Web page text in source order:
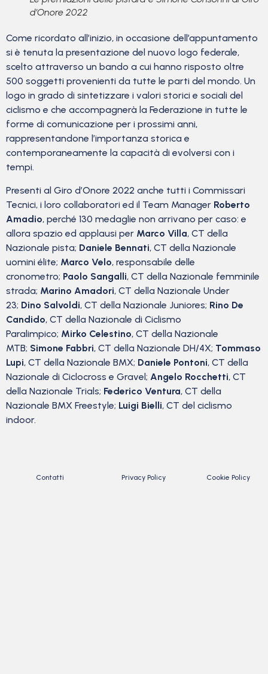
d’Onore 2022
Come ricordato all’inizio, in occasione dell’appuntamento
si è tenuta la presentazione del nuovo logo federale,
scelto attraverso un bando a cui hanno risposto oltre
500 soggetti provenienti da tutte le parti del mondo. Un
logo in grado di sintetizzare i valori storici e sociali del
ciclismo e che accompagnerà la Federazione in tutte le
forme di comunicazione per i prossimi anni,
rappresentandone l’importanza storica e
contemporaneamente la capacità di evolversi con i
tempi.
Presenti al Giro d’Onore 2022 anche tutti i Commissari
Tecnici, i loro collaboratori ed il Team Manager Roberto
Amadio, perché 130 medaglie non arrivano per caso: e
allora spazio ed applausi per Marco Villa, CT della
Nazionale pista; Daniele Bennati, CT della Nazionale
uomini élite; Marco Velo, responsabile delle
cronometro; Paolo Sangalli, CT della Nazionale femminile
strada; Marino Amadori, CT della Nazionale Under
23; Dino Salvoldi, CT della Nazionale Juniores; Rino De
Candido, CT della Nazionale di Ciclismo
Paralimpico; Mirko Celestino, CT della Nazionale
MTB; Simone Fabbri, CT della Nazionale DH/4X; Tommaso
Lupi, CT della Nazionale BMX; Daniele Pontoni, CT della
Nazionale di Ciclocross e Gravel; Angelo Rocchetti, CT
della Nazionale Trials; Federico Ventura, CT della
Nazionale BMX Freestyle; Luigi Bielli, CT del ciclismo
indoor.
Contatti Privacy Policy Cookie Policy